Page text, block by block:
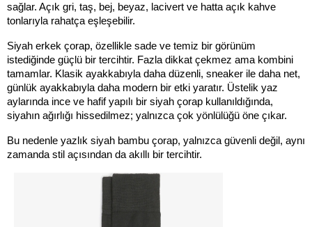
sağlar. Açık gri, taş, bej, beyaz, lacivert ve hatta açık kahve
tonlarıyla rahatça eşleşebilir.
Siyah erkek çorap, özellikle sade ve temiz bir görünüm
istediğinde güçlü bir tercihtir. Fazla dikkat çekmez ama kombini
tamamlar. Klasik ayakkabıyla daha düzenli, sneaker ile daha net,
günlük ayakkabıyla daha modern bir etki yaratır. Üstelik yaz
aylarında ince ve hafif yapılı bir siyah çorap kullanıldığında,
siyahın ağırlığı hissedilmez; yalnızca çok yönlülüğü öne çıkar.
Bu nedenle yazlık siyah bambu çorap, yalnızca güvenli değil, aynı
zamanda stil açısından da akıllı bir tercihtir.